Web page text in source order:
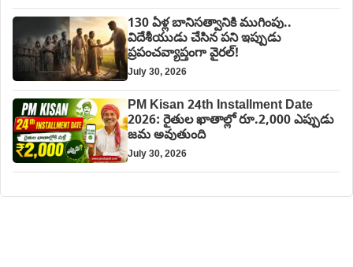
130 ఏళ్ల బానిసత్వానికి ముగింపు..
విదేశీయుడు చేసిన పని ఇప్పుడు
ప్రపంచవ్యాప్తంగా వైరల్!
July 30, 2026
PM Kisan 24th Installment Date
2026: రైతుల ఖాతాల్లో రూ.2,000 ఎప్పుడు
జమ అవుతుంది
July 30, 2026